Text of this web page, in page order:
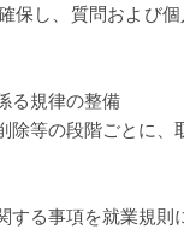
保し、質問および
る規律の整備
除等の段階ごとに
する事項を就業規則